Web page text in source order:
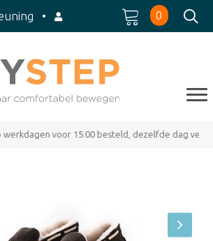
• 0
15:00 besteld, dezelfde dag verzonden